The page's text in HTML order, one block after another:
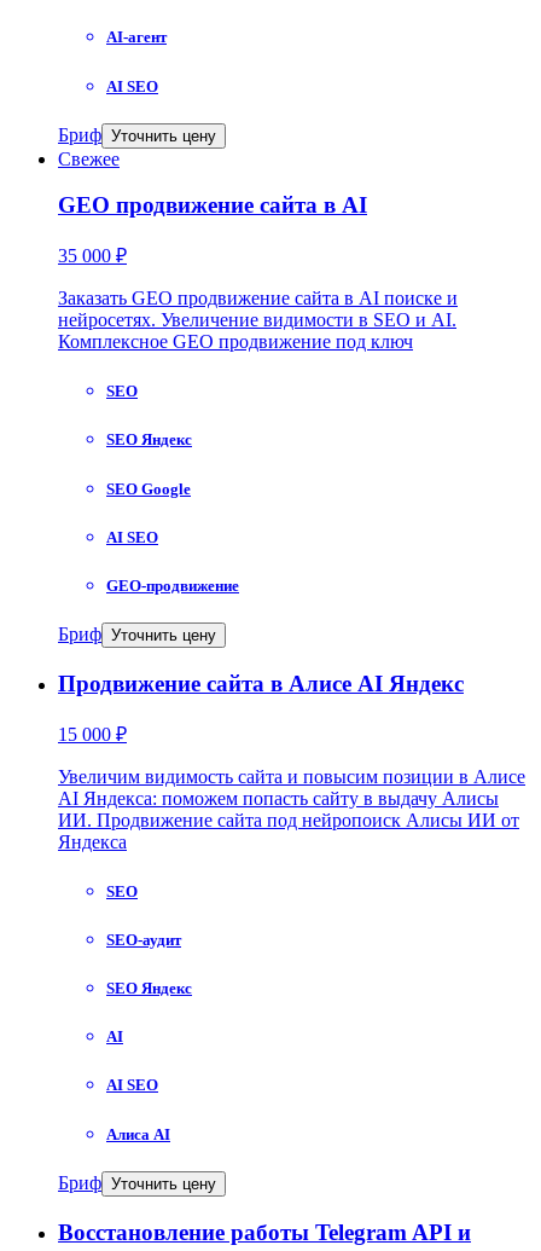
AI-агент
AI SEO
Бриф Уточнить цену
Свежее
GEO продвижение сайта в AI
35 000 ₽
Заказать GEO продвижение сайта в AI поиске и
нейросетях. Увеличение видимости в SEO и AI.
Комплексное GEO продвижение под ключ
SEO
SEO Яндекс
SEO Google
AI SEO
GEO-продвижение
Бриф Уточнить цену
Продвижение сайта в Алисе AI Яндекс
15 000 ₽
Увеличим видимость сайта и повысим позиции в Алисе
AI Яндекса: поможем попасть сайту в выдачу Алисы
ИИ. Продвижение сайта под нейропоиск Алисы ИИ от
Яндекса
SEO
SEO-аудит
SEO Яндекс
AI
AI SEO
Алиса AI
Бриф Уточнить цену
Восстановление работы Telegram API и